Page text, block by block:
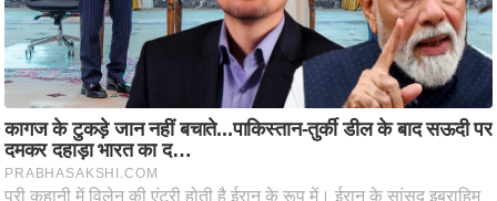
.
आ
र
आ
ई
.